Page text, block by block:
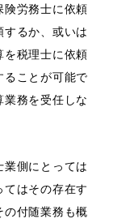
労務士に依頼
するか、或いは
を税理士に依頼
ることが可能で
務を受任しな
側にとっては
はその存在す
の付随業務も概